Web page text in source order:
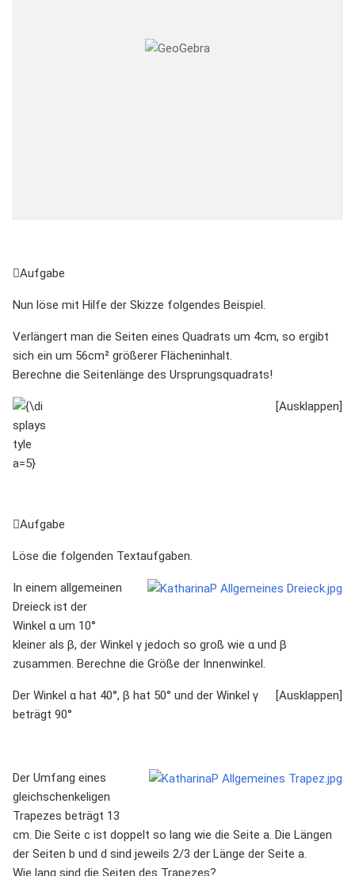
Aufgabe
Nun löse mit Hilfe der Skizze folgendes Beispiel.
Verlängert man die Seiten eines Quadrats um 4cm, so ergibt
sich ein um 56cm² größerer Flächeninhalt.
Berechne die Seitenlänge des Ursprungsquadrats!
{\displaystyle
a=5}
Aufgabe
Löse die folgenden Textaufgaben.
In einem allgemeinen
Dreieck ist der
Winkel α um 10°
kleiner als β, der Winkel γ jedoch so groß wie α und β
zusammen. Berechne die Größe der Innenwinkel.
Der Winkel α hat 40°, β hat 50° und der Winkel γ
beträgt 90°
Der Umfang eines
gleichschenkeligen
Trapezes beträgt 13
cm. Die Seite c ist doppelt so lang wie die Seite a. Die Längen
der Seiten b und d sind jeweils 2/3 der Länge der Seite a.
Wie lang sind die Seiten des Trapezes?